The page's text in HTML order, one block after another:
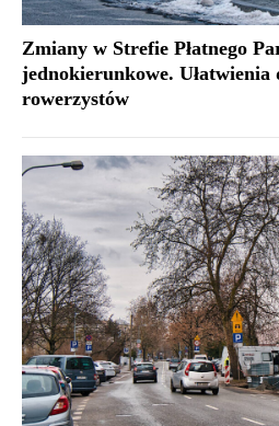
Zmiany w Strefie Płatnego
jednokierunkowe. Ułatwienia
rowerzystów